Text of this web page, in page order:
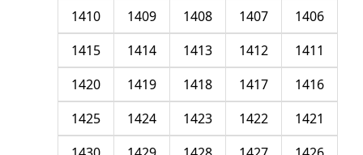
1406
1407
1408
1409
1410
1411
1412
1413
1414
1415
1416
1417
1418
1419
1420
1421
1422
1423
1424
1425